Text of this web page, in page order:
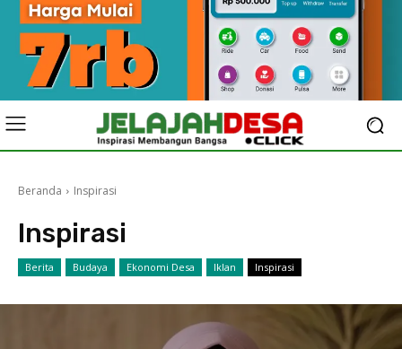
Beranda Inspirasi
Inspirasi
Berita Budaya Ekonomi Desa Iklan Inspirasi